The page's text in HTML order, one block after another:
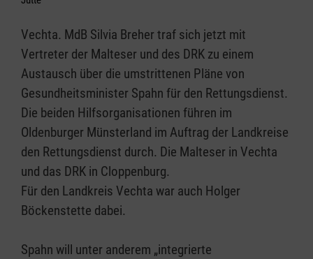
Vechta. MdB Silvia Breher traf sich jetzt mit
Vertreter der Malteser und des DRK zu einem
Austausch über die umstrittenen Pläne von
Gesundheitsminister Spahn für den Rettungsdienst.
Die beiden Hilfsorganisationen führen im
Oldenburger Münsterland im Auftrag der Landkreise
den Rettungsdienst durch. Die Malteser in Vechta
und das DRK in Cloppenburg.
Für den Landkreis Vechta war auch Holger
Böckenstette dabei.
Spahn will unter anderem „integrierte